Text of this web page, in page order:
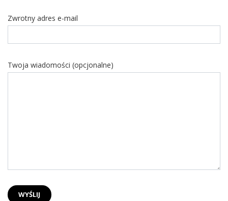
Zwrotny adres e-mail
Twoja wiadomości (opcjonalne)